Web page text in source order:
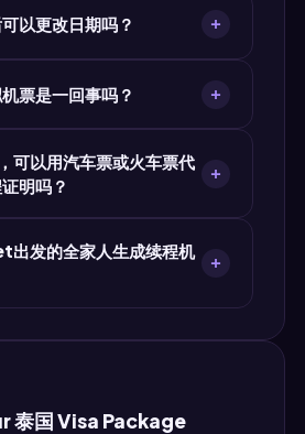
及所有其他地区。
购买机票。签证被拒您也毫无
结果未知前就花$400–
退款机票，这是核心优势。
以更改日期吗？
有限制。请始终使用与当前行程
票是一回事吗？
”强调入境要求，“虚拟机票
”是对该文件的通俗叫法。
具生成两者。
可以用汽车票或火车票代
明吗？
票作为离境证明。但Bangkok
确要求航班预订。MyJet24的
的通用选择。
出发的全家人生成续程机
一致的乘客姓名。MyJet24支持
泰国 Visa Package